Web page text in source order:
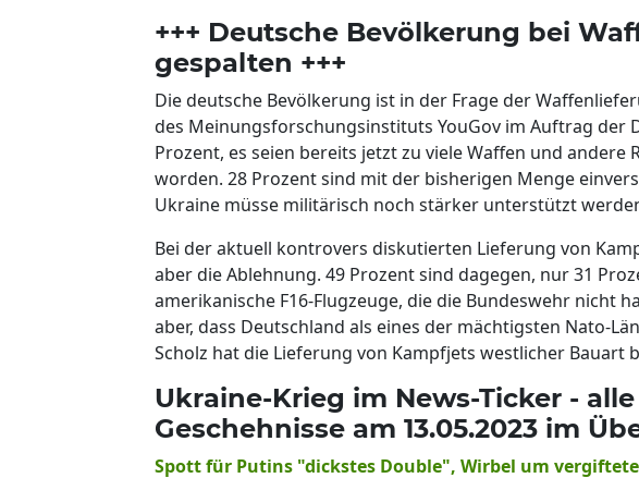
+++ Deutsche Bevölkerung bei
gespalten +++
Die deutsche Bevölkerung ist in der Frage der
des Meinungsforschungsinstituts YouGov im Auftrag der
Prozent, es seien bereits jetzt zu viele Waffen und
worden. 28 Prozent sind mit der bisherigen Menge
Ukraine müsse militärisch noch stärker unterstützt
Bei der aktuell kontrovers diskutierten Lieferung von
aber die Ablehnung. 49 Prozent sind dagegen, nur 31
amerikanische F16-Flugzeuge, die die Bundeswehr nicht
aber, dass Deutschland als eines der mächtigsten Nato-
Scholz hat die Lieferung von Kampfjets westlicher Bauart
Ukraine-Krieg im News-Ticker -
Geschehnisse am 13.05.2023 im
Spott für Putins "dickstes Double", Wirbel um